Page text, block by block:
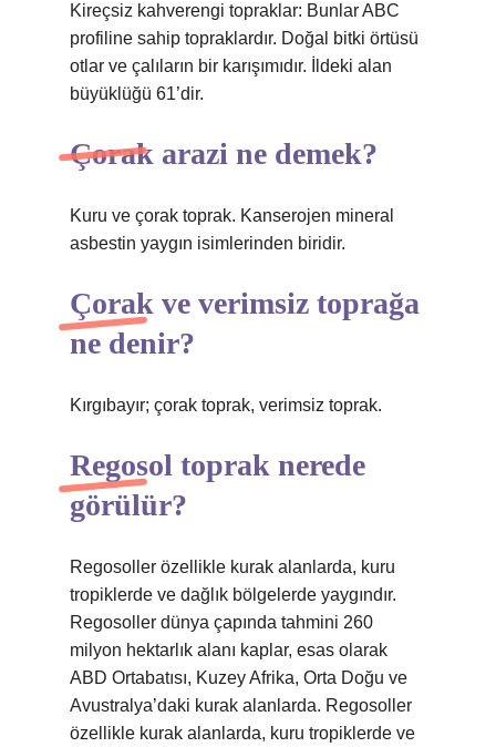
Kireçsiz kahverengi topraklar: Bunlar ABC
profiline sahip topraklardır. Doğal bitki örtüsü
otlar ve çalıların bir karışımıdır. İldeki alan
büyüklüğü 61’dir.
Çorak arazi ne demek?
Kuru ve çorak toprak. Kanserojen mineral
asbestin yaygın isimlerinden biridir.
Çorak ve verimsiz toprağa
ne denir?
Kırgıbayır; çorak toprak, verimsiz toprak.
Regosol toprak nerede
görülür?
Regosoller özellikle kurak alanlarda, kuru
tropiklerde ve dağlık bölgelerde yaygındır.
Regosoller dünya çapında tahmini 260
milyon hektarlık alanı kaplar, esas olarak
ABD Ortabatısı, Kuzey Afrika, Orta Doğu ve
Avustralya’daki kurak alanlarda. Regosoller
özellikle kurak alanlarda, kuru tropiklerde ve